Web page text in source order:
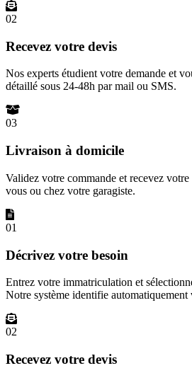
02
Recevez votre devis
Nos experts étudient votre demande et
détaillé sous 24-48h par mail ou SMS.
03
Livraison à domicile
Validez votre commande et recevez
vous ou chez votre garagiste.
01
Décrivez votre besoin
Entrez votre immatriculation et
Notre système identifie automatiquement
02
Recevez votre devis